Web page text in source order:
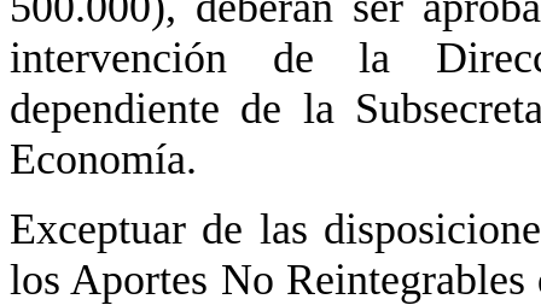
intervención de la
dependiente de la
Economía.
Exceptuar de las
los Aportes No Reintegrables